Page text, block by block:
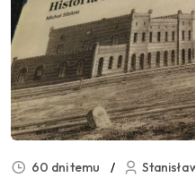
60 dni temu